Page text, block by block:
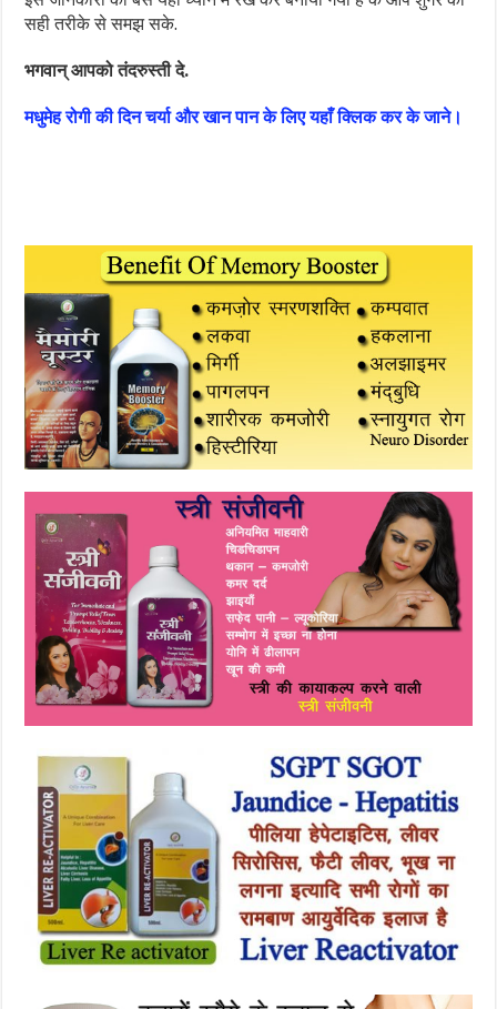
सही तरीके से समझ सके.
भगवान् आपको तंदरुस्ती दे.
मधुमेह रोगी की दिन चर्या और खान पान के लिए यहाँ क्लिक कर के जाने।